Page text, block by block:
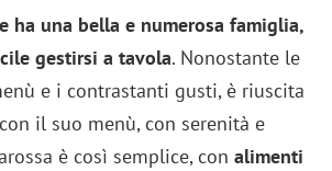
ha una bella e numerosa famiglia,
gestirsi a tavola. Nonostante le
e i contrastanti gusti, è riuscita
il suo menù, con serenità e
è così semplice, conalimenti